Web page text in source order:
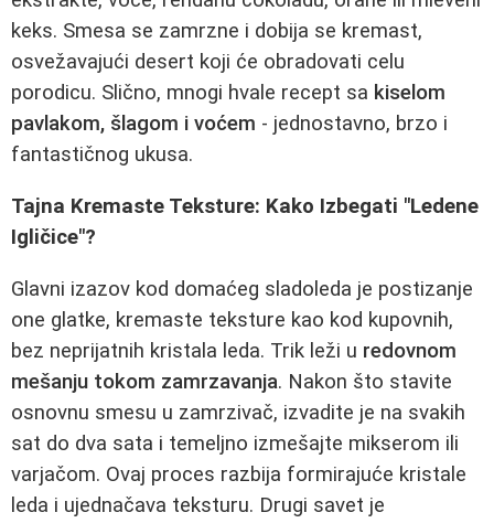
keks. Smesa se zamrzne i dobija se kremast,
osvežavajući desert koji će obradovati celu
porodicu. Slično, mnogi hvale recept sa kiselom
pavlakom, šlagom i voćem - jednostavno, brzo i
fantastičnog ukusa.
Tajna Kremaste Teksture: Kako Izbegati "Ledene
Igličice"?
Glavni izazov kod domaćeg sladoleda je postizanje
one glatke, kremaste teksture kao kod kupovnih,
bez neprijatnih kristala leda. Trik leži u redovnom
mešanju tokom zamrzavanja. Nakon što stavite
osnovnu smesu u zamrzivač, izvadite je na svakih
sat do dva sata i temeljno izmešajte mikserom ili
varjačom. Ovaj proces razbija formirajuće kristale
leda i ujednačava teksturu. Drugi savet je